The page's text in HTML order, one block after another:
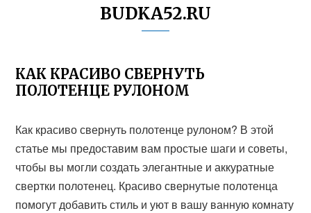
BUDKA52.RU
КАК КРАСИВО СВЕРНУТЬ
ПОЛОТЕНЦЕ РУЛОНОМ
Как красиво свернуть полотенце рулоном? В этой
статье мы предоставим вам простые шаги и советы,
чтобы вы могли создать элегантные и аккуратные
свертки полотенец. Красиво свернутые полотенца
помогут добавить стиль и уют в вашу ванную комнату